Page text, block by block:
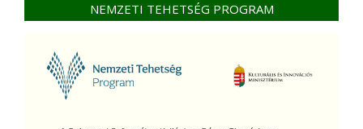
NEMZETI TEHETSÉG PROGRAM